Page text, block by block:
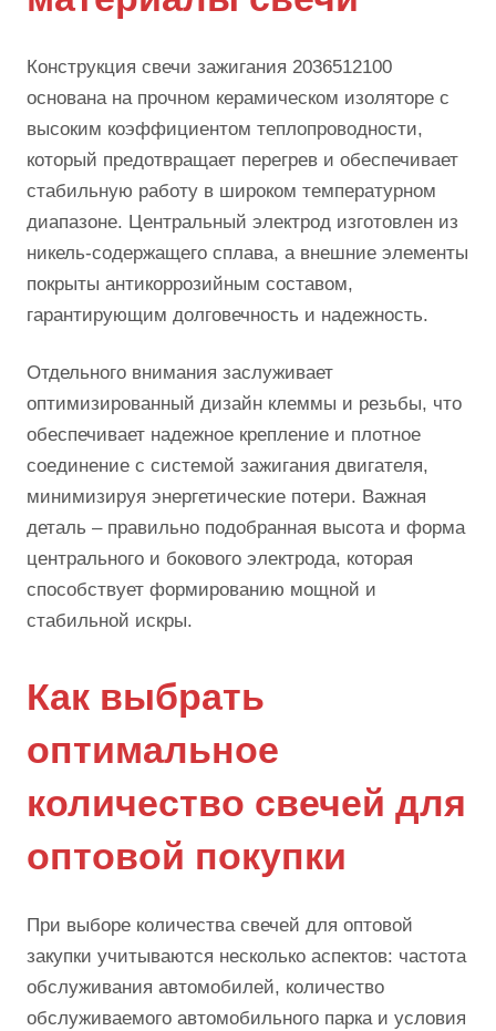
Конструкция свечи зажигания 2036512100
основана на прочном керамическом изоляторе с
высоким коэффициентом теплопроводности,
который предотвращает перегрев и обеспечивает
стабильную работу в широком температурном
диапазоне. Центральный электрод изготовлен из
никель-содержащего сплава, а внешние элементы
покрыты антикоррозийным составом,
гарантирующим долговечность и надежность.
Отдельного внимания заслуживает
оптимизированный дизайн клеммы и резьбы, что
обеспечивает надежное крепление и плотное
соединение с системой зажигания двигателя,
минимизируя энергетические потери. Важная
деталь – правильно подобранная высота и форма
центрального и бокового электрода, которая
способствует формированию мощной и
стабильной искры.
Как выбрать
оптимальное
количество свечей для
оптовой покупки
При выборе количества свечей для оптовой
закупки учитываются несколько аспектов: частота
обслуживания автомобилей, количество
обслуживаемого автомобильного парка и условия